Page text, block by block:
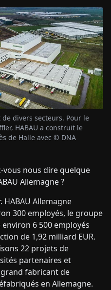
de divers secteurs. Pour le
HABAU a construit le
de Halle avec © DNA
vous nous dire quelque
Allemagne ?
HABAU Allemagne
300 employés, le groupe
6 500 employés
de 1,92 milliard EUR.
22 projets de
partenaires et
fabricant de
en Allemagne.